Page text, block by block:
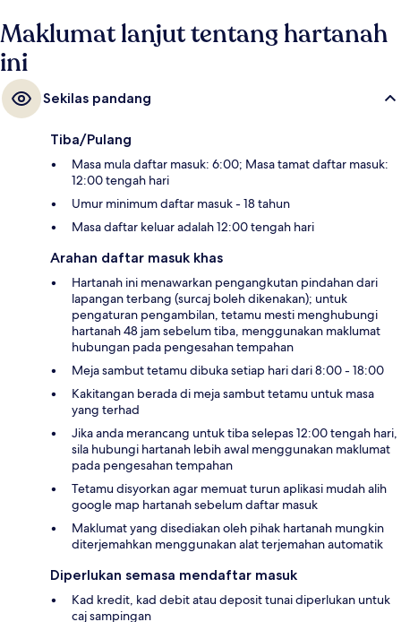
Maklumat lanjut tentang hartanah
ini
Sekilas pandang
Tiba/Pulang
Masa mula daftar masuk: 6:00; Masa tamat daftar masuk:
12:00 tengah hari
Umur minimum daftar masuk - 18 tahun
Masa daftar keluar adalah 12:00 tengah hari
Arahan daftar masuk khas
Hartanah ini menawarkan pengangkutan pindahan dari
lapangan terbang (surcaj boleh dikenakan); untuk
pengaturan pengambilan, tetamu mesti menghubungi
hartanah 48 jam sebelum tiba, menggunakan maklumat
hubungan pada pengesahan tempahan
Meja sambut tetamu dibuka setiap hari dari 8:00 - 18:00
Kakitangan berada di meja sambut tetamu untuk masa
yang terhad
Jika anda merancang untuk tiba selepas 12:00 tengah hari,
sila hubungi hartanah lebih awal menggunakan maklumat
pada pengesahan tempahan
Tetamu disyorkan agar memuat turun aplikasi mudah alih
google map hartanah sebelum daftar masuk
Maklumat yang disediakan oleh pihak hartanah mungkin
diterjemahkan menggunakan alat terjemahan automatik
Diperlukan semasa mendaftar masuk
Kad kredit, kad debit atau deposit tunai diperlukan untuk
caj sampingan